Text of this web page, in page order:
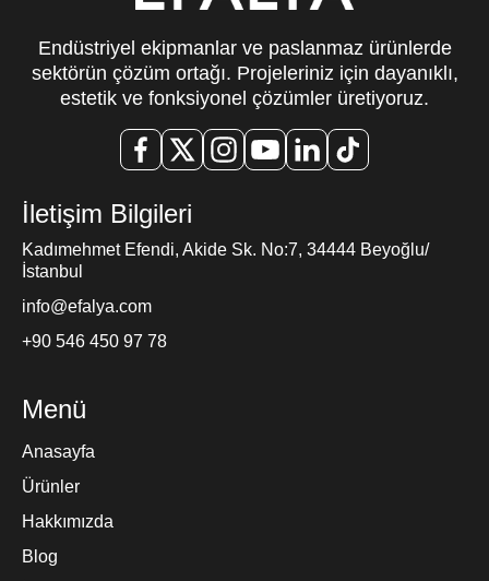
Endüstriyel ekipmanlar ve paslanmaz ürünlerde
sektörün çözüm ortağı. Projeleriniz için dayanıklı,
estetik ve fonksiyonel çözümler üretiyoruz.
İletişim Bilgileri
Kadımehmet Efendi, Akide Sk. No:7, 34444 Beyoğlu/
İstanbul
info@efalya.com
+90 546 450 97 78
Menü
Anasayfa
Ürünler
Hakkımızda
Blog